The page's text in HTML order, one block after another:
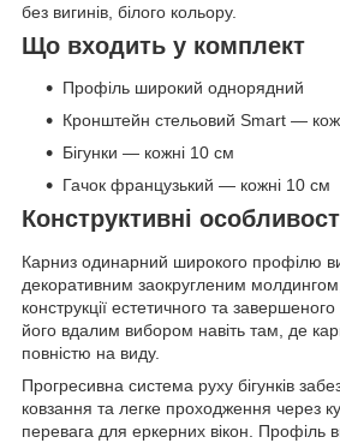
без вигинів, білого кольору.
Що входить у комплект
Профіль широкий однорядний
Кронштейн стельовий Smart —
Бігунки — кожні 10 см
Гачок французький — кожні 10 см
Конструктивні
Карниз одинарний широкого профілю
декоративним заокругленим
конструкції естетичного та
його вдалим вибором навіть там, де
повністю на виду.
Прогресивна система руху бігунків
ковзання та легке проходження через
перевага для еркерних вікон. Профіль